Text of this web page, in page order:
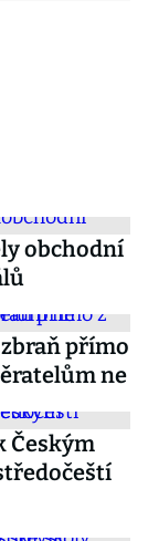
obchodní
přímo
ne
Českým